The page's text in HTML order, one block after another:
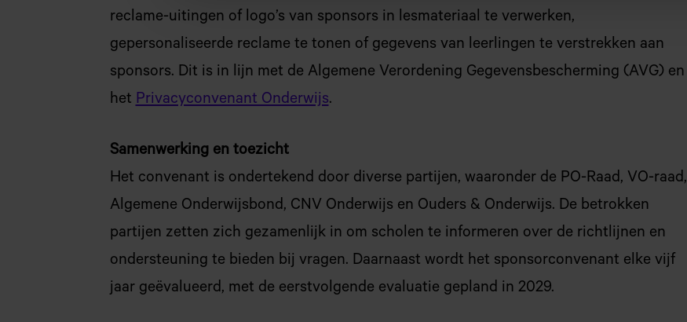
reclame-uitingen of logo’s van sponsors in lesmateriaal te verwerken,
gepersonaliseerde reclame te tonen of gegevens van leerlingen te verstrekken aan
sponsors. Dit is in lijn met de Algemene Verordening Gegevensbescherming (AVG) en
hetPrivacyconvenant Onderwijs.
Samenwerking en toezicht
Het convenant is ondertekend door diverse partijen, waaronder de PO-Raad, VO-raad,
Algemene Onderwijsbond, CNV Onderwijs en Ouders & Onderwijs. De betrokken
partijen zetten zich gezamenlijk in om scholen te informeren over de richtlijnen en
ondersteuning te bieden bij vragen. Daarnaast wordt het sponsorconvenant elke vijf
jaar geëvalueerd, met de eerstvolgende evaluatie gepland in 2029.